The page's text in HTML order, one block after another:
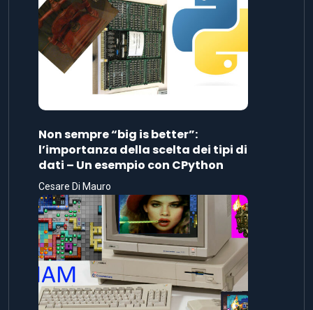
Non sempre “big is better”:
l’importanza della scelta dei tipi di
dati – Un esempio con CPython
Cesare Di Mauro